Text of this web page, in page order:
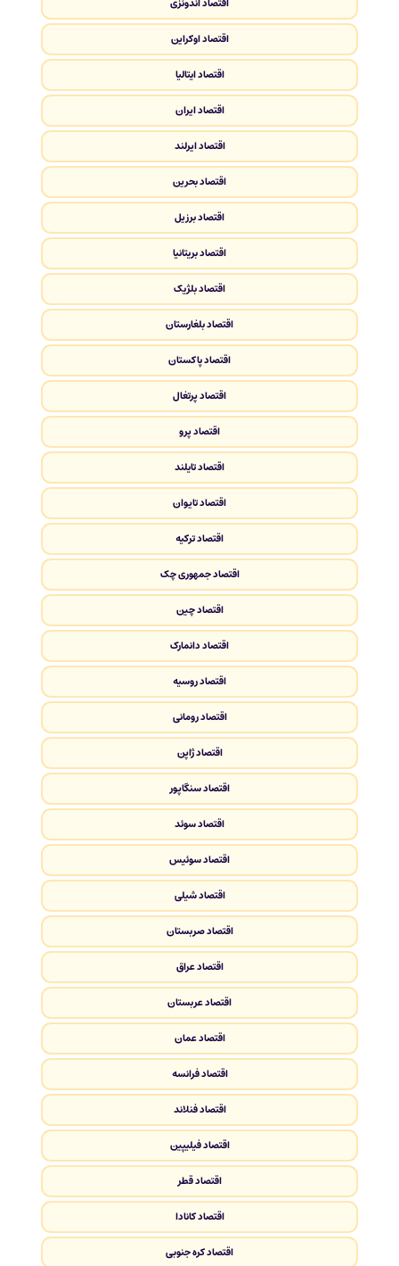
اقتصاد اوکراین
اقتصاد ایتالیا
اقتصاد ایران
اقتصاد ایرلند
اقتصاد بحرین
اقتصاد برزیل
اقتصاد بریتانیا
اقتصاد بلژیک
اقتصاد بلغارستان
اقتصاد پاکستان
اقتصاد پرتغال
اقتصاد پرو
اقتصاد تایلند
اقتصاد تایوان
اقتصاد ترکیه
اقتصاد جمهوری چک
اقتصاد چین
اقتصاد دانمارک
اقتصاد روسیه
اقتصاد رومانی
اقتصاد ژاپن
اقتصاد سنگاپور
اقتصاد سوئد
اقتصاد سوئیس
اقتصاد شیلی
اقتصاد صربستان
اقتصاد عراق
اقتصاد عربستان
اقتصاد عمان
اقتصاد فرانسه
اقتصاد فنلاند
اقتصاد فیلیپین
اقتصاد قطر
اقتصاد کانادا
اقتصاد کره جنوبی